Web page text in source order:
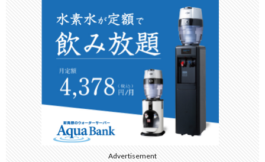
er
n
a
Advertisement